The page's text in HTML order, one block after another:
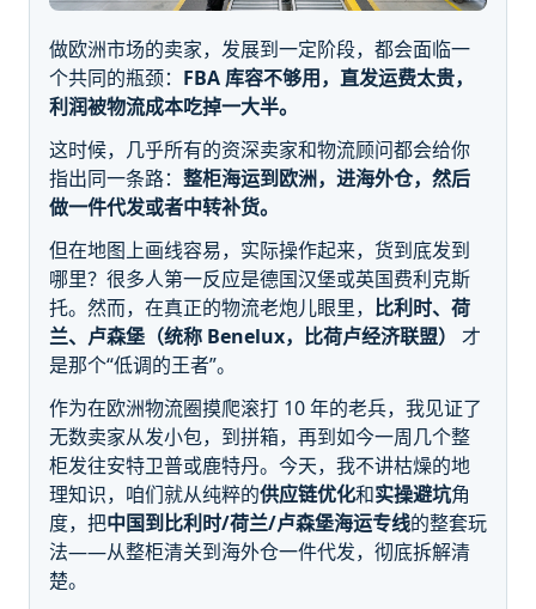
做欧洲市场的卖家，发展到一定阶段，都会面临一
个共同的瓶颈： FBA 库容不够用，直发运费太贵，
利润被物流成本吃掉一大半。
这时候，几乎所有的资深卖家和物流顾问都会给你
指出同一条路： 整柜海运到欧洲，进海外仓，然后
做一件代发或者中转补货。
但在地图上画线容易，实际操作起来，货到底发到
哪里？很多人第一反应是德国汉堡或英国费利克斯
托。然而，在真正的物流老炮儿眼里， 比利时、荷
兰、卢森堡（统称 Benelux，比荷卢经济联盟）
才
是那个“低调的王者”。
作为在欧洲物流圈摸爬滚打 10 年的老兵，我见证了
无数卖家从发小包，到拼箱，再到如今一周几个整
柜发往安特卫普或鹿特丹。今天，我不讲枯燥的地
理知识，咱们就从纯粹的供应链优化和实操避坑角
度，把中国到比利时/荷兰/卢森堡海运专线的整套玩
法——从整柜清关到海外仓一件代发，彻底拆解清
楚。